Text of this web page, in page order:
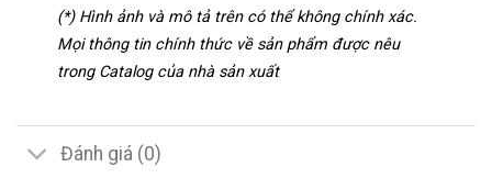
(*) Hình ảnh và mô tả trên có thể không chính xác.
Mọi thông tin chính thức về sản phẩm được nêu
trong Catalog của nhà sản xuất
Đánh giá (0)